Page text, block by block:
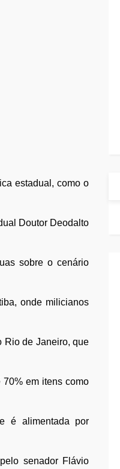
estadual, como o
Doutor Deodalto
sobre o cenário
onde milicianos
Rio de Janeiro, que
em itens como
é alimentada por
senador Flávio